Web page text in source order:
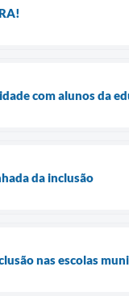
com alunos da
da inclusão
nas escolas